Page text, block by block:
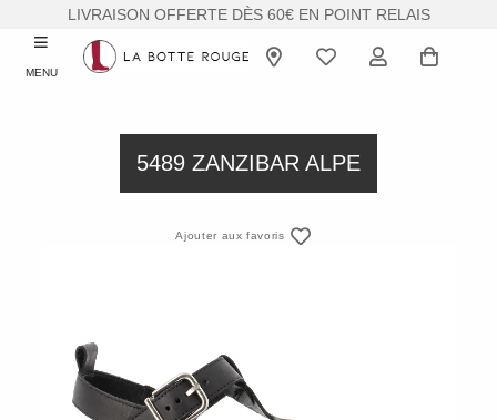
LIVRAISON OFFERTE DÈS 60€ EN POINT RELAIS
MENU
5489 ZANZIBAR ALPE
Ajouter aux favoris